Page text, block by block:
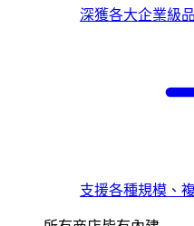
深獲各大企業級
支援各種規模、